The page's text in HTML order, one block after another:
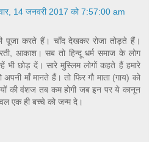
14 जनवरी 2017 को 7:57:00 am
पूजा करते हैं। चाँद देखकर रोजा तोड़ते हैं।
आकाश। सब तो हिन्दू धर्म समाज के लोग
छोड़ दें। सारे मुस्लिम लोगों कहते हैं हमारे
अपनी माँ मानते हैं। तो फिर गौ माता (गाय) को
की वंशज तब कम होगी जब इन पर ये कानून
एक ही बच्चे को जन्म दे।